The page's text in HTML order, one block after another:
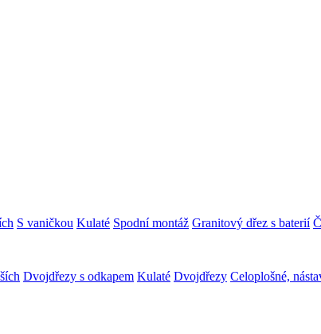
S vaničkou Kulaté Spodní montáž Granitový dřez s baterií
Dvojdřezy s odkapem Kulaté Dvojdřezy Celoplošné,